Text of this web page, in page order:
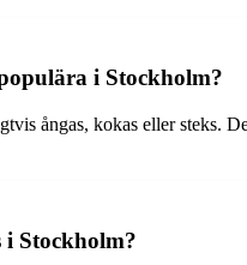
i Stockholm?
ångas, kokas eller steks.
Stockholm?